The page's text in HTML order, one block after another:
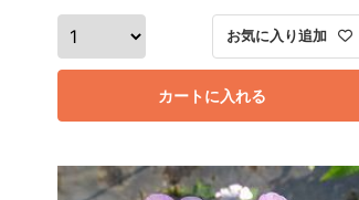
カートに入れる
お気に入り追加